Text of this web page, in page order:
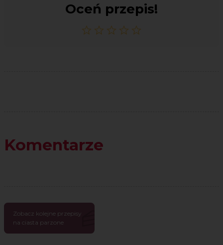
Oceń przepis!
Komentarze
Zobacz kolejne przepisy
na ciasta parzone